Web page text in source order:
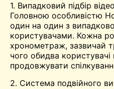
1. Випадковий підбір
Головною особливістю
один на один з
користувачами. Кожна
хронометраж, зазвичай
чого обидва
продовжувати
2. Система подвійного